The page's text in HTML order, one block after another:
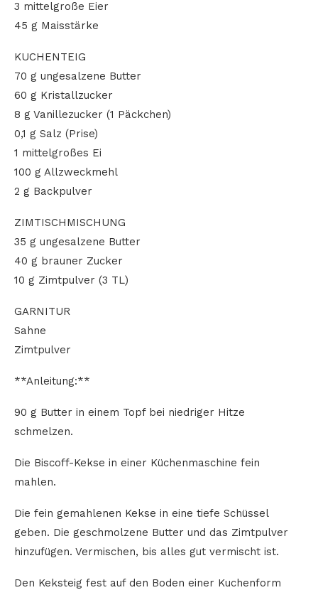
3 mittelgroße Eier
45 g Maisstärke
KUCHENTEIG
70 g ungesalzene Butter
60 g Kristallzucker
8 g Vanillezucker (1 Päckchen)
0,1 g Salz (Prise)
1 mittelgroßes Ei
100 g Allzweckmehl
2 g Backpulver
ZIMTISCHMISCHUNG
35 g ungesalzene Butter
40 g brauner Zucker
10 g Zimtpulver (3 TL)
GARNITUR
Sahne
Zimtpulver
**Anleitung:**
90 g Butter in einem Topf bei niedriger Hitze
schmelzen.
Die Biscoff-Kekse in einer Küchenmaschine fein
mahlen.
Die fein gemahlenen Kekse in eine tiefe Schüssel
geben. Die geschmolzene Butter und das Zimtpulver
hinzufügen. Vermischen, bis alles gut vermischt ist.
Den Keksteig fest auf den Boden einer Kuchenform